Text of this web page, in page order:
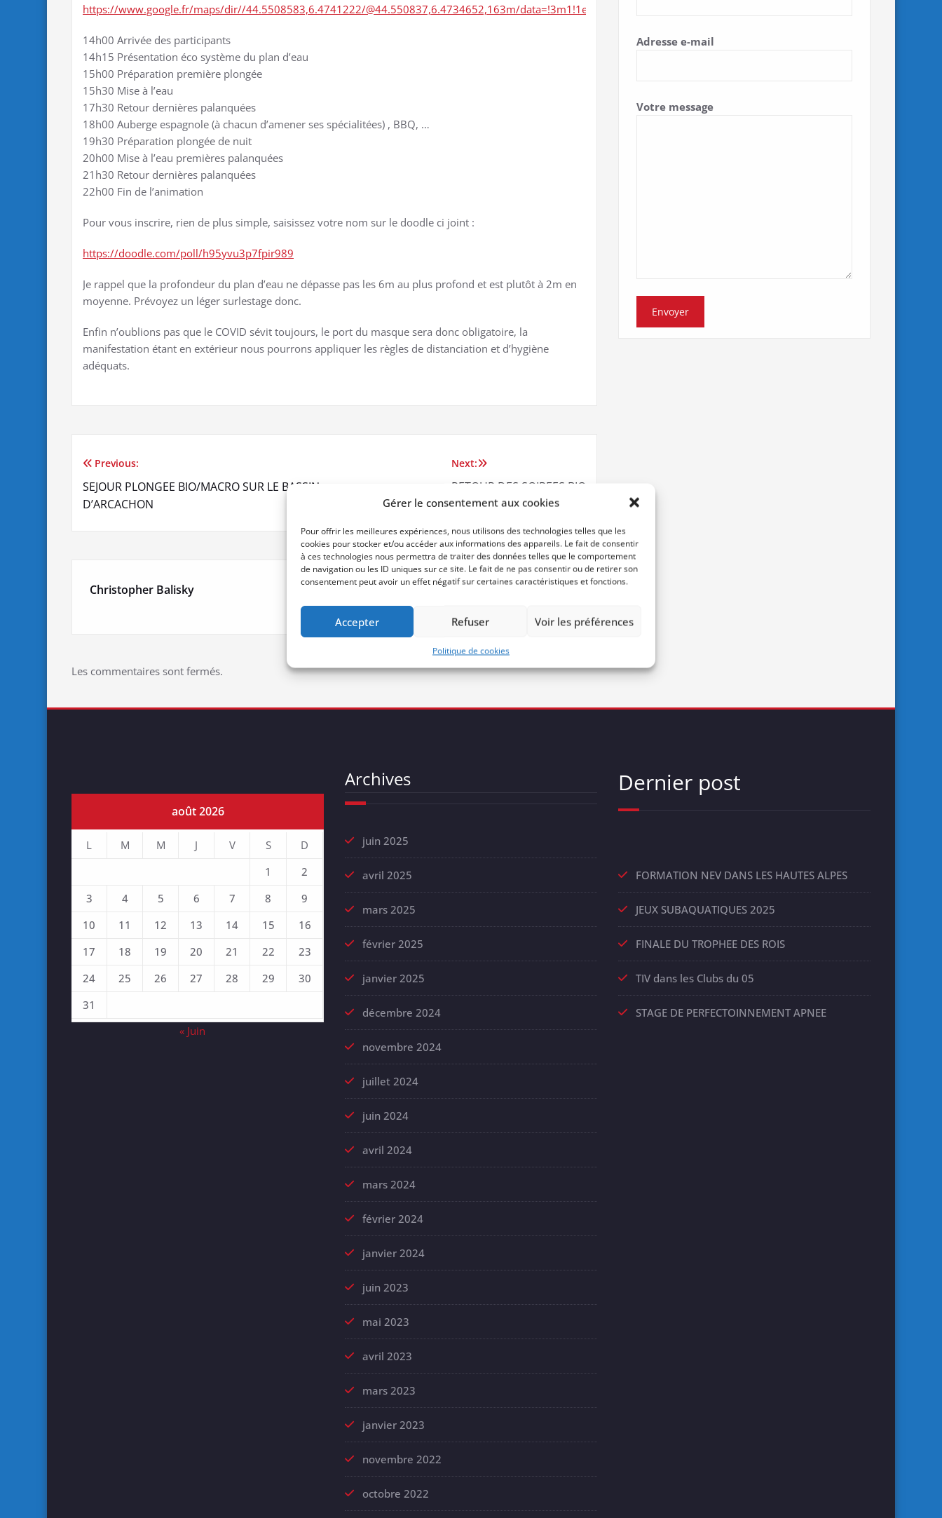
Gérer le consentement aux cookies
Pour offrir les meilleures expériences, nous utilisons des technologies telles que les
cookies pour stocker et/ou accéder aux informations des appareils. Le fait de consentir
à ces technologies nous permettra de traiter des données telles que le comportement
de navigation ou les ID uniques sur ce site. Le fait de ne pas consentir ou de retirer son
consentement peut avoir un effet négatif sur certaines caractéristiques et fonctions.
Accepter Refuser Voir les préférences
Politique de cookies
https://www.google.fr/maps/dir//44.5508583,6.4741222/@44.550837,6.4734652,163m/data=!3m1!1e3!4m2!4m1!3e0
14h00 Arrivée des participants
14h15 Présentation éco système du plan d’eau
15h00 Préparation première plongée
15h30 Mise à l’eau
17h30 Retour dernières palanquées
18h00 Auberge espagnole (à chacun d’amener ses spécialitées) , BBQ, …
19h30 Préparation plongée de nuit
20h00 Mise à l’eau premières palanquées
21h30 Retour dernières palanquées
22h00 Fin de l’animation
Pour vous inscrire, rien de plus simple, saisissez votre nom sur le doodle ci joint :
https://doodle.com/poll/h95yvu3p7fpir989
Je rappel que la profondeur du plan d’eau ne dépasse pas les 6m au plus profond et est plutôt à 2m en
moyenne. Prévoyez un léger surlestage donc.
Enfin n’oublions pas que le COVID sévit toujours, le port du masque sera donc obligatoire, la
manifestation étant en extérieur nous pourrons appliquer les règles de distanciation et d’hygiène
adéquats.
Navigation
de
Previous:
SEJOUR PLONGEE BIO/MACRO SUR LE BASSIN
D’ARCACHON
Next:
RETOUR DES SOIREES BIO
Christopher Balisky
Les commentaires sont fermés.
Adresse e-mail
Votre message
août 2026
L M M J V S
D
1
2
3
4 5 6 7 8
9
10
11 12 13 14 15
16
17
18 19 20 21 22
23
24
25 26 27 28 29
30
31
« Juin
Archives
juin 2025
avril 2025
mars 2025
février 2025
janvier 2025
décembre 2024
novembre 2024
juillet 2024
juin 2024
avril 2024
mars 2024
février 2024
janvier 2024
juin 2023
mai 2023
avril 2023
mars 2023
janvier 2023
novembre 2022
octobre 2022
Dernier post
FORMATION NEV DANS LES HAUTES ALPES
JEUX SUBAQUATIQUES 2025
FINALE DU TROPHEE DES ROIS
TIV dans les Clubs du 05
STAGE DE PERFECTOINNEMENT APNEE